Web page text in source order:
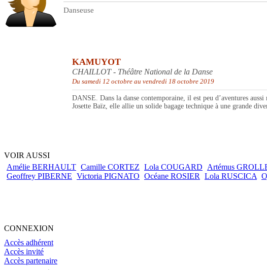
Danseuse
KAMUYOT
CHAILLOT - Théâtre National de la Danse
Du samedi 12 octobre au vendredi 18 octobre 2019
DANSE. Dans la danse contemporaine, il est peu d’aventures
Josette Baïz, elle allie un solide bagage technique à une grande
VOIR AUSSI
Amélie BERHAULT Camille CORTEZ Lola COUGARD Artémus
Geoffrey PIBERNE Victoria PIGNATO Océane ROSIER Lola RUSCICA
CONNEXION
Accès adhérent
Accès invité
Accès partenaire